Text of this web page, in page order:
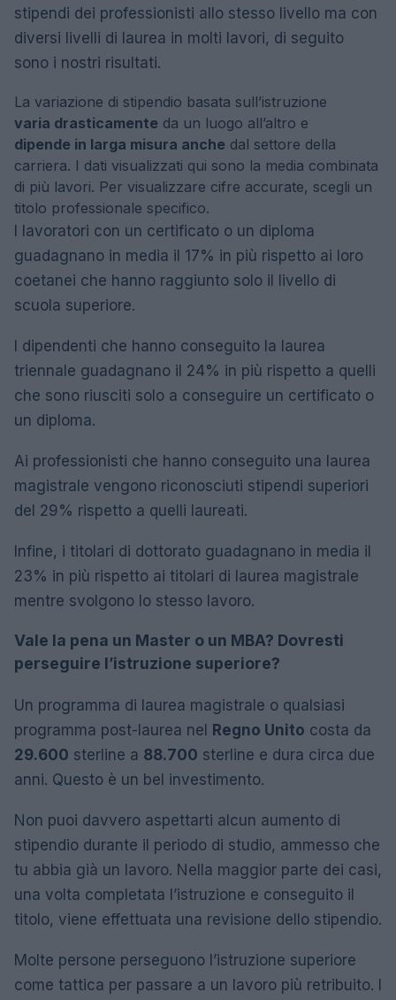
stipendi dei professionisti allo stesso livello ma con
diversi livelli di laurea in molti lavori, di seguito
sono i nostri risultati.
La variazione di stipendio basata sull’istruzione
varia drasticamente da un luogo all’altro e
dipende in larga misura anche dal settore della
carriera. I dati visualizzati qui sono la media combinata
di più lavori. Per visualizzare cifre accurate, scegli un
titolo professionale specifico.
I lavoratori con un certificato o un diploma
guadagnano in media il 17% in più rispetto ai loro
coetanei che hanno raggiunto solo il livello di
scuola superiore.
I dipendenti che hanno conseguito la laurea
triennale guadagnano il 24% in più rispetto a quelli
che sono riusciti solo a conseguire un certificato o
un diploma.
Ai professionisti che hanno conseguito una laurea
magistrale vengono riconosciuti stipendi superiori
del 29% rispetto a quelli laureati.
Infine, i titolari di dottorato guadagnano in media il
23% in più rispetto ai titolari di laurea magistrale
mentre svolgono lo stesso lavoro.
Vale la pena un Master o un MBA? Dovresti
perseguire l’istruzione superiore?
Un programma di laurea magistrale o qualsiasi
programma post-laurea nel
Regno Unito costa da
29.600 sterline a 88.700 sterline e dura circa due
anni. Questo è un bel investimento.
Non puoi davvero aspettarti alcun aumento di
stipendio durante il periodo di studio, ammesso che
tu abbia già un lavoro. Nella maggior parte dei casi,
una volta completata l’istruzione e conseguito il
titolo, viene effettuata una revisione dello stipendio.
Molte persone perseguono l’istruzione superiore
come tattica per passare a un lavoro più retribuito. I